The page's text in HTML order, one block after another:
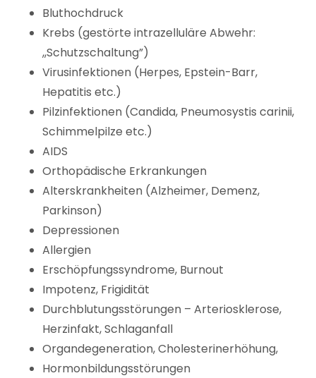
Bluthochdruck
Krebs (gestörte intrazelluläre Abwehr:
,,Schutzschaltung”)
Virusinfektionen (Herpes, Epstein-Barr,
Hepatitis etc.)
Pilzinfektionen (Candida, Pneumosystis carinii,
Schimmelpilze etc.)
AIDS
Orthopädische Erkrankungen
Alterskrankheiten (Alzheimer, Demenz,
Parkinson)
Depressionen
Allergien
Erschöpfungssyndrome, Burnout
Impotenz, Frigidität
Durchblutungsstörungen – Arteriosklerose,
Herzinfakt, Schlaganfall
Organdegeneration, Cholesterinerhöhung,
Hormonbildungsstörungen